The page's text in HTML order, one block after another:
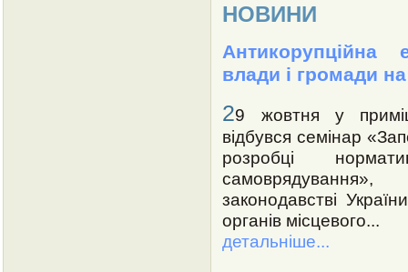
НОВИНИ
Антикорупційна
влади і громади
29 жовтня у
відбувся семінар
розробці
законодавстві
органів місцевого...
детальніше...